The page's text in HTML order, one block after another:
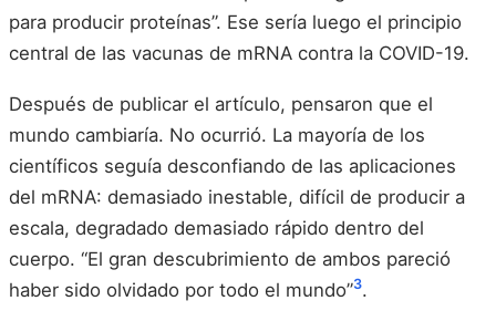
para producir proteínas”. Ese sería luego el principio
central de las vacunas de mRNA contra la COVID-19.
Después de publicar el artículo, pensaron que el
mundo cambiaría. No ocurrió. La mayoría de los
científicos seguía desconfiando de las aplicaciones
del mRNA: demasiado inestable, difícil de producir a
escala, degradado demasiado rápido dentro del
cuerpo. “El gran descubrimiento de ambos pareció
haber sido olvidado por todo el mundo”3.